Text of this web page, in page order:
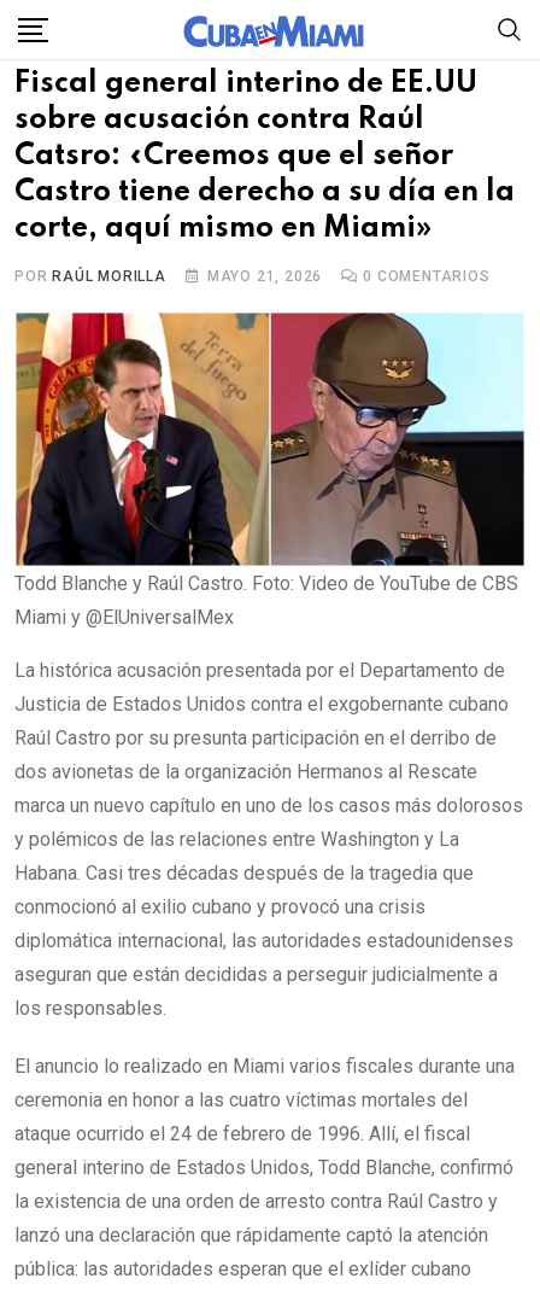
Skip
content
Fiscal general interino de EE.UU
sobre acusación contra Raúl
Catsro: «Creemos que el señor
Castro tiene derecho a su día en la
corte, aquí mismo en Miami»
POR RAÚL MORILLA MAYO 21, 2026 0 COMENTARIOS
Todd Blanche y Raúl Castro. Foto: Video de YouTube de CBS
Miami y @ElUniversalMex
La histórica acusación presentada por el Departamento de
Justicia de Estados Unidos contra el exgobernante cubano
Raúl Castro por su presunta participación en el derribo de
dos avionetas de la organización Hermanos al Rescate
marca un nuevo capítulo en uno de los casos más dolorosos
y polémicos de las relaciones entre Washington y La
Habana. Casi tres décadas después de la tragedia que
conmocionó al exilio cubano y provocó una crisis
diplomática internacional, las autoridades estadounidenses
aseguran que están decididas a perseguir judicialmente a
los responsables.
El anuncio lo realizado en Miami varios fiscales durante una
ceremonia en honor a las cuatro víctimas mortales del
ataque ocurrido el 24 de febrero de 1996. Allí, el fiscal
general interino de Estados Unidos, Todd Blanche, confirmó
la existencia de una orden de arresto contra Raúl Castro y
lanzó una declaración que rápidamente captó la atención
pública: las autoridades esperan que el exlíder cubano